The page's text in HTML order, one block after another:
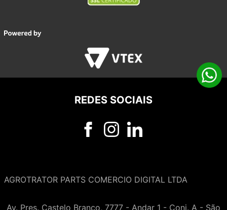
REDES SOCIAIS
AGROTRATOR PARTS COMERCIO DIGITAL LTDA
Av. Pres. Castelo Branco, 7777 - Andar 1 - Conj. A - São